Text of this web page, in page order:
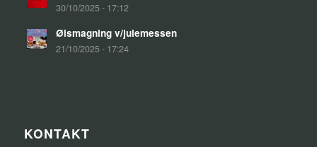
30/10/2025 - 17:12
Ølsmagning v/julemessen
21/10/2025 - 17:24
KONTAKT